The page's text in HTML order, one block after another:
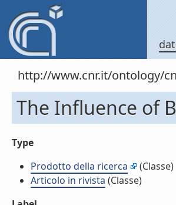
http://www.cnr.it/ontology/
The Influence of
Type
Prodotto della ricerca
(Classe)
Articolo in rivista (Classe)